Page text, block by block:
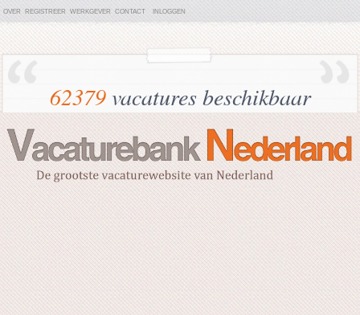
OVER REGISTREER WERKGEVER CONTACT INLOGGEN
62379vacatures beschikbaar